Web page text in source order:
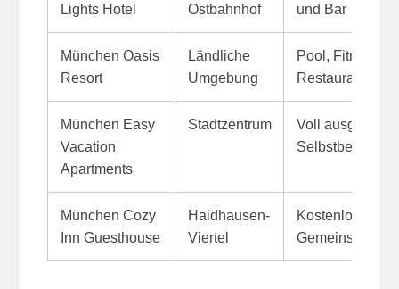
Lights Hotel
Ostbahnhof
und Bar
München Oasis
Resort
Ländliche
Umgebung
Pool,
Restaurants
München Easy
Vacation
Apartments
Stadtzentrum
Voll
München Cozy
Inn Guesthouse
Haidhausen-
Viertel
Kostenloses